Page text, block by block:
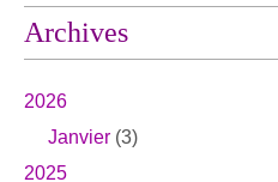
Archives
2026
Janvier (3)
2025